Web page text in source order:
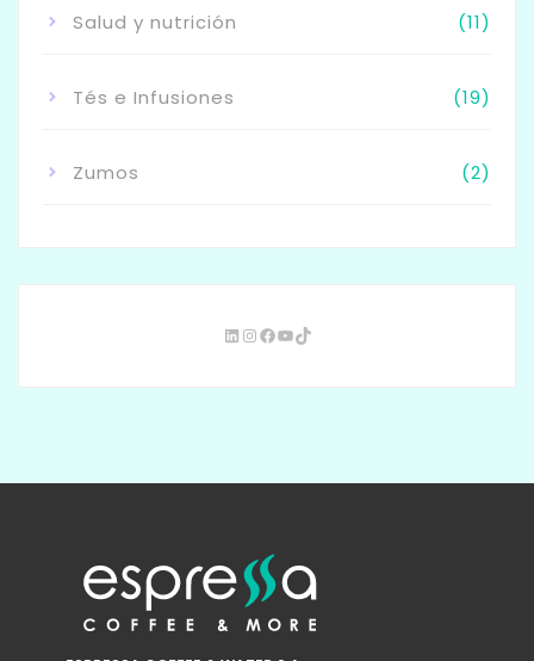
Salud y nutrición (11)
Tés e Infusiones (19)
Zumos (2)